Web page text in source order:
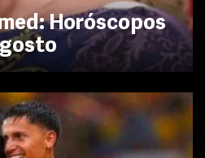
Horóscopos